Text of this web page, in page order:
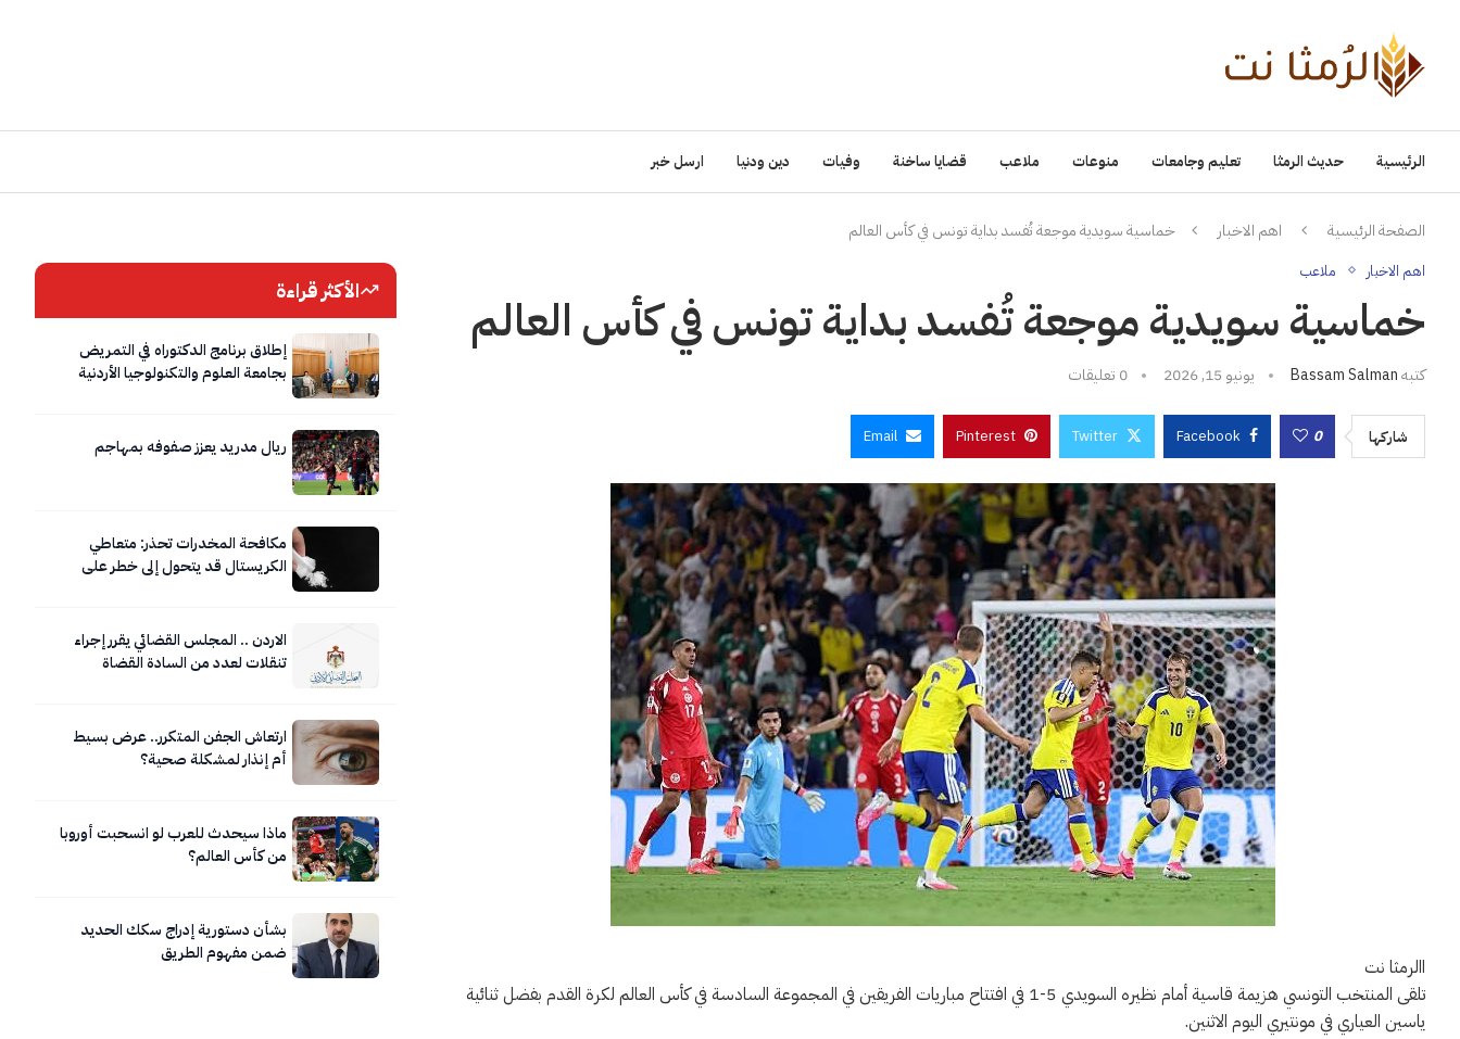
الرئيسية حديث الرمثا تعليم وجامعات منوعات ملاعب قضايا ساخنة وفيات دين ودنيا ارسل خبر
الصفحة الرئيسية اهم الاخبار خماسية سويدية موجعة تُفسد بداية تونس في كأس العالم
اهم الاخبار ملاعب
خماسية سويدية موجعة تُفسد بداية تونس في كأس العالم
كتبهBassam Salman يونيو 15, 2026 0 تعليقات
شاركها 0
Facebook
Twitter
Pinterest
Email
االرمثا نت
تلقى المنتخب التونسي هزيمة قاسية أمام نظيره ​السويدي 5-1 في افتتاح مباريات الفريقين في المجموعة السادسة في كأس العالم لكرة القدم بفضل ثنائية
ياسين العياري في مونتيري ‌اليوم الاثنين.
الأكثر قراءة
إطلاق برنامج الدكتوراه في التمريض
بجامعة العلوم والتكنولوجيا الأردنية
ريال مدريد يعزز صفوفه بمهاجم
مكافحة المخدرات تحذر: متعاطي
الكريستال قد يتحول إلى خطر على
الاردن .. المجلس القضائي يقرر إجراء
تنقلات لعدد من السادة القضاة
ارتعاش الجفن المتكرر.. عرض بسيط
أم إنذار لمشكلة صحية؟
ماذا سيحدث للعرب لو انسحبت أوروبا
من كأس العالم؟
بشأن دستورية إدراج سكك الحديد
ضمن مفهوم الطريق